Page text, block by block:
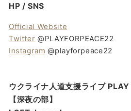
HP / SNS
Official Website
Twitter @PLAYFORPEACE22
Instagram @playforpeace22
ウクライナ人道支援ライブ
【深夜の部】